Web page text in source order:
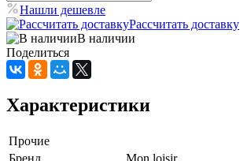
Нашли дешевле
Рассчитать доставку
В наличии
Поделиться
Характеристики
Прочие
Бренд
Mon loisir